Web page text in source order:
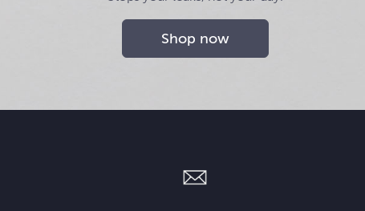
Shop now